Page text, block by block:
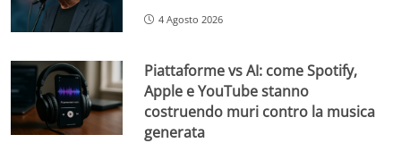
4 Agosto 2026
Piattaforme vs AI: come Spotify,
Apple e YouTube stanno
costruendo muri contro la musica
generata